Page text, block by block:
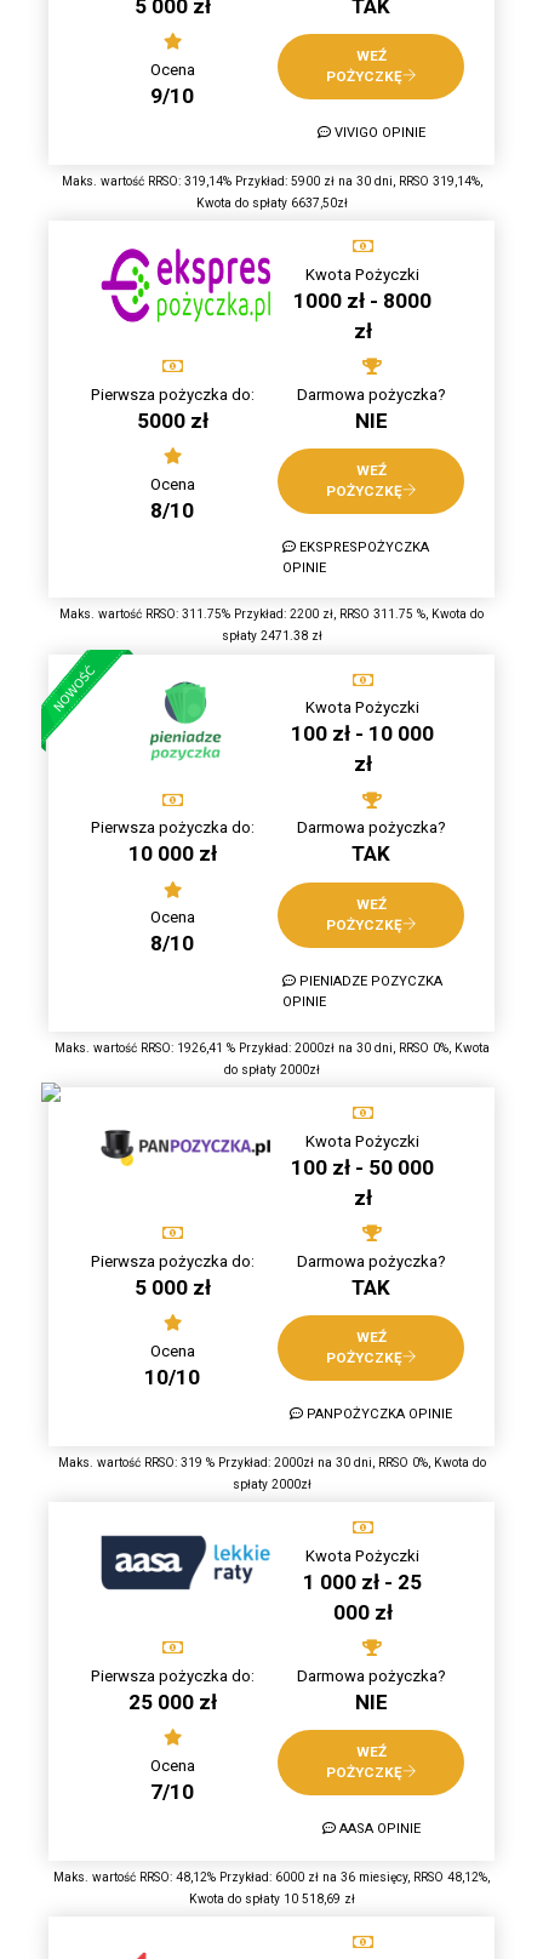
5 000 zł TAK
Ocena
9/10
WEŹ
POŻYCZKĘ
VIVIGO OPINIE
Maks. wartość RRSO: 319,14% Przykład: 5900 zł na 30 dni, RRSO 319,14%,
Kwota do spłaty 6637,50zł
Kwota Pożyczki
1000 zł - 8000
zł
Pierwsza pożyczka do:
5000 zł
Darmowa pożyczka?
NIE
Ocena
8/10
WEŹ
POŻYCZKĘ
EKSPRESPOŻYCZKA
OPINIE
Maks. wartość RRSO: 311.75% Przykład: 2200 zł, RRSO 311.75 %, Kwota do
spłaty 2471.38 zł
Kwota Pożyczki
100 zł - 10 000
zł
Pierwsza pożyczka do:
10 000 zł
Darmowa pożyczka?
TAK
Ocena
8/10
WEŹ
POŻYCZKĘ
PIENIADZE POZYCZKA
OPINIE
Maks. wartość RRSO: 1926,41 % Przykład: 2000zł na 30 dni, RRSO 0%, Kwota
do spłaty 2000zł
Kwota Pożyczki
100 zł - 50 000
zł
Pierwsza pożyczka do:
5 000 zł
Darmowa pożyczka?
TAK
Ocena
10/10
WEŹ
POŻYCZKĘ
PANPOŻYCZKA OPINIE
Maks. wartość RRSO: 319 % Przykład: 2000zł na 30 dni, RRSO 0%, Kwota do
spłaty 2000zł
Kwota Pożyczki
1 000 zł - 25
000 zł
Pierwsza pożyczka do:
25 000 zł
Darmowa pożyczka?
NIE
Ocena
7/10
WEŹ
POŻYCZKĘ
AASA OPINIE
Maks. wartość RRSO: 48,12% Przykład: 6000 zł na 36 miesięcy, RRSO 48,12%,
Kwota do spłaty 10 518,69 zł